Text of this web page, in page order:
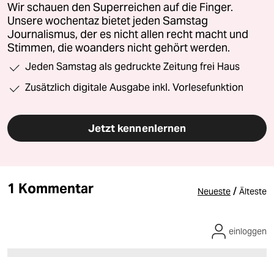
Wir schauen den Superreichen auf die Finger.
Unsere wochentaz bietet jeden Samstag
Journalismus, der es nicht allen recht macht und
Stimmen, die woanders nicht gehört werden.
Jeden Samstag als gedruckte Zeitung frei Haus
Zusätzlich digitale Ausgabe inkl. Vorlesefunktion
Jetzt kennenlernen
1 Kommentar Neueste / Älteste
einloggen